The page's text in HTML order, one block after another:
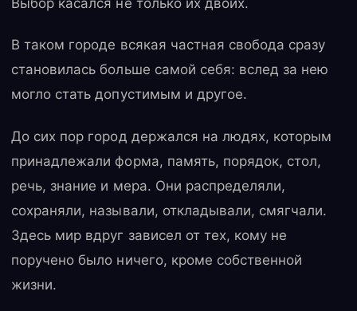
Выбор касался не только их двоих.
В таком городе всякая частная свобода сразу
становилась больше самой себя: вслед за нею
могло стать допустимым и другое.
До сих пор город держался на людях, которым
принадлежали форма, память, порядок, стол,
речь, знание и мера. Они распределяли,
сохраняли, называли, откладывали, смягчали.
Здесь мир вдруг зависел от тех, кому не
поручено было ничего, кроме собственной
жизни.